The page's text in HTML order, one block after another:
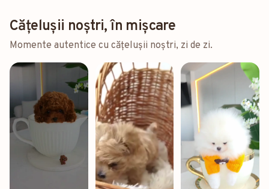
Cățelușii noștri, în mișcare
Momente autentice cu cățelușii noștri, zi de zi.